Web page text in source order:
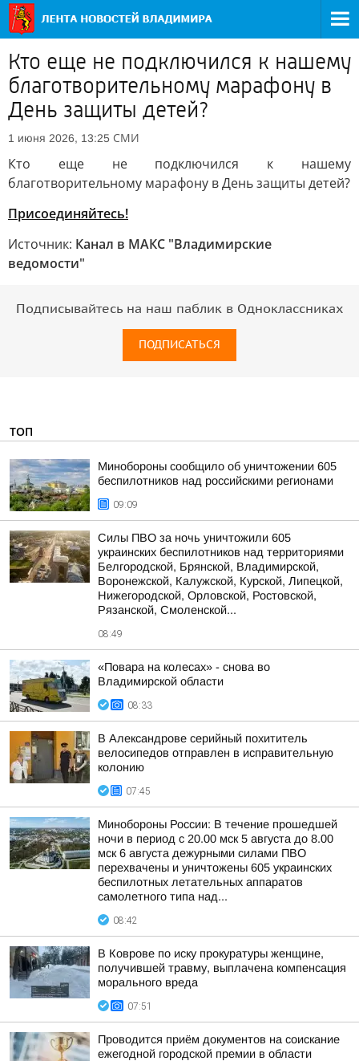
Кто еще не подключился к нашему
благотворительному марафону в
День защиты детей?
1 июня 2026, 13:25 СМИ
Кто еще не подключился к нашему
благотворительному марафону в День защиты детей?
Присоединяйтесь!
Источник: Канал в МАКС "Владимирские
ведомости"
Подписывайтесь на наш паблик в Одноклассниках
ПОДПИСАТЬСЯ
ТОП
Минобороны сообщило об уничтожении 605
беспилотников над российскими регионами
09:09
Силы ПВО за ночь уничтожили 605
украинских беспилотников над территориями
Белгородской, Брянской, Владимирской,
Воронежской, Калужской, Курской, Липецкой,
Нижегородской, Орловской, Ростовской,
Рязанской, Смоленской...
08:49
«Повара на колесах» - снова во
Владимирской области
08:33
В Александрове серийный похититель
велосипедов отправлен в исправительную
колонию
07:45
Минобороны России: В течение прошедшей
ночи в период с 20.00 мск 5 августа до 8.00
мск 6 августа дежурными силами ПВО
перехвачены и уничтожены 605 украинских
беспилотных летательных аппаратов
самолетного типа над...
08:42
В Коврове по иску прокуратуры женщине,
получившей травму, выплачена компенсация
морального вреда
07:51
Проводится приём документов на соискание
ежегодной городской премии в области